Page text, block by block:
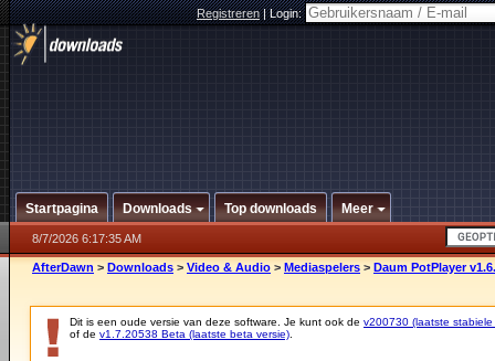
Registreren|Login:
Startpagina Downloads Top downloads Meer
8/7/2026 6:17:35 AM
AfterDawn > Downloads > Video & Audio > Mediaspelers > Daum PotPlayer
Dit is een oude versie van deze software. Je kunt ook de v200730 (laatste stabiele
of de v1.7.20538 Beta (laatste beta versie)